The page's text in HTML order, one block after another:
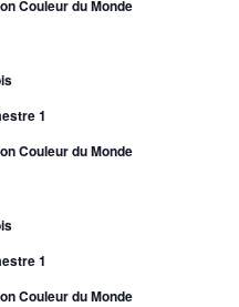
Couleur du Monde
1
Couleur du Monde
1
Couleur du Monde